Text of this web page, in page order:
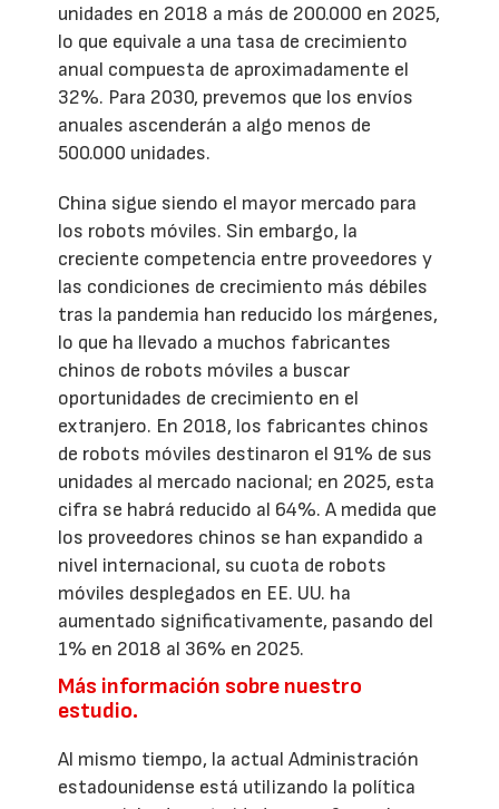
unidades en 2018 a más de 200.000 en 2025,
lo que equivale a una tasa de crecimiento
anual compuesta de aproximadamente el
32%. Para 2030, prevemos que los envíos
anuales ascenderán a algo menos de
500.000 unidades.
China sigue siendo el mayor mercado para
los robots móviles. Sin embargo, la
creciente competencia entre proveedores y
las condiciones de crecimiento más débiles
tras la pandemia han reducido los márgenes,
lo que ha llevado a muchos fabricantes
chinos de robots móviles a buscar
oportunidades de crecimiento en el
extranjero. En 2018, los fabricantes chinos
de robots móviles destinaron el 91% de sus
unidades al mercado nacional; en 2025, esta
cifra se habrá reducido al 64%. A medida que
los proveedores chinos se han expandido a
nivel internacional, su cuota de robots
móviles desplegados en EE. UU. ha
aumentado significativamente, pasando del
1% en 2018 al 36% en 2025.
Más información sobre nuestro
estudio.
Al mismo tiempo, la actual Administración
estadounidense está utilizando la política